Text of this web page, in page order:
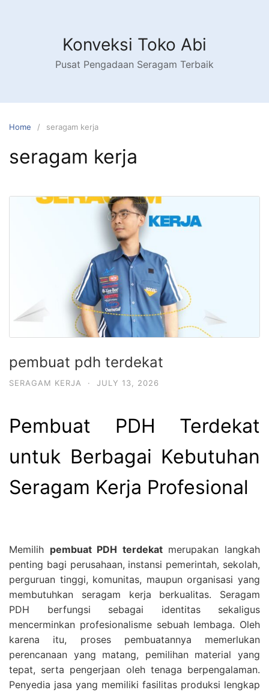
Konveksi Toko Abi
Pusat Pengadaan Seragam Terbaik
Home seragam kerja
seragam kerja
pembuat pdh terdekat
SERAGAM KERJA · JULY 13, 2026
Pembuat PDH Terdekat
untuk Berbagai Kebutuhan
Seragam Kerja Profesional
Memilih pembuat PDH terdekatmerupakan langkah
penting bagi perusahaan, instansi pemerintah, sekolah,
perguruan tinggi, komunitas, maupun organisasi yang
membutuhkan seragam kerja berkualitas. Seragam
PDH berfungsi sebagai identitas sekaligus
mencerminkan profesionalisme sebuah lembaga. Oleh
karena itu, proses pembuatannya memerlukan
perencanaan yang matang, pemilihan material yang
tepat, serta pengerjaan oleh tenaga berpengalaman.
Penyedia jasa yang memiliki fasilitas produksi lengkap